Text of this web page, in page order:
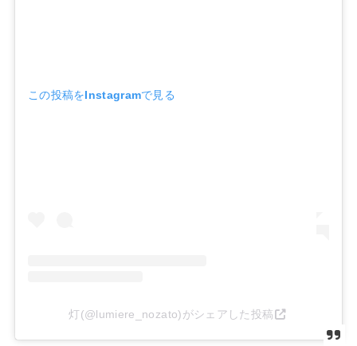
この投稿をInstagramで見る
灯(@lumiere_nozato)がシェアした投稿